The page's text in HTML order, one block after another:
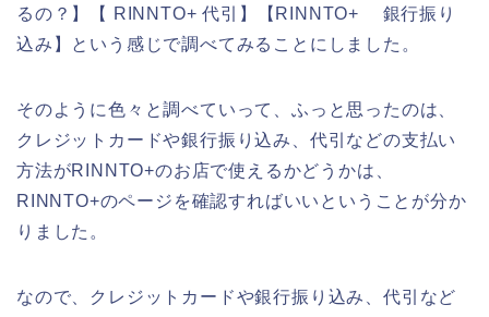
るの？】【 RINNTO+ 代引】【RINNTO+ 銀行振り
込み】という感じで調べてみることにしました。
そのように色々と調べていって、ふっと思ったのは、
クレジットカードや銀行振り込み、代引などの支払い
方法がRINNTO+のお店で使えるかどうかは、
RINNTO+のページを確認すればいいということが分か
りました。
なので、クレジットカードや銀行振り込み、代引など